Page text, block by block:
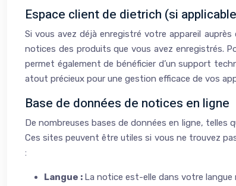
Espace client de dietrich (si
Si vous avez déjà enregistré votre appareil
notices des produits que vous avez enregistrés.
permet également de bénéficier d’un support
atout précieux pour une gestion efficace de vos
Base de données de notices en ligne
De nombreuses bases de données en ligne,
Ces sites peuvent être utiles si vous ne trouvez
:
Langue : La notice est-elle dans votre langue